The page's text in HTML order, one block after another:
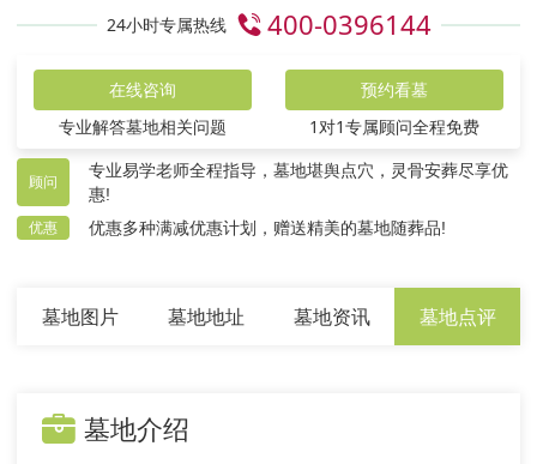
24小时专属热线
400-0396144
在线咨询
专业解答墓地相关问题
预约看墓
1对1专属顾问全程免费
顾问
专业易学老师全程指导，墓地堪舆点穴，灵骨安葬尽享优
惠!
优惠 优惠多种满减优惠计划，赠送精美的墓地随葬品!
墓地图片 墓地地址 墓地资讯 墓地点评
墓地介绍